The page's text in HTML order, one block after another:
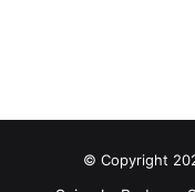
“Sehingga tadi sudah
ternyata ada tanah
pemasangan booster
Ia mengungkapkan
menghitung berapa
© Copyright